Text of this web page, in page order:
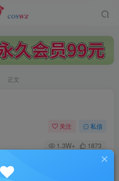
正文
关注 私信
1.3W+ 1873